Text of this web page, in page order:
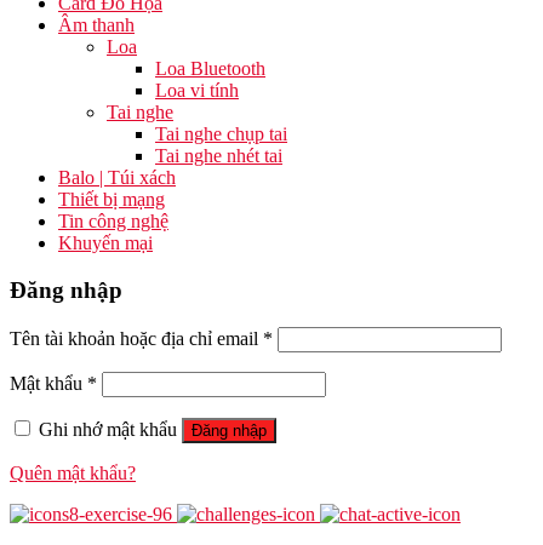
Âm thanh
Loa
Loa Bluetooth
Loa vi tính
Tai nghe
Tai nghe chụp tai
Tai nghe nhét tai
Balo | Túi xách
Thiết bị mạng
Tin công nghệ
Khuyến mại
Đăng nhập
Tên tài khoản hoặc địa chỉ email *
Mật khẩu *
Ghi nhớ mật khẩu Đăng nhập
Quên mật khẩu?